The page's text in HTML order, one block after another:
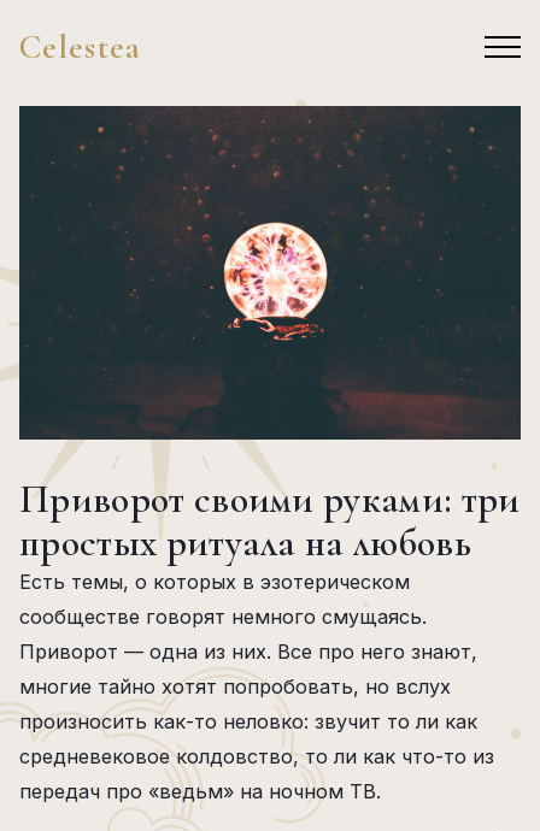
Celestea
Приворот своими руками: три
простых ритуала на любовь
Есть темы, о которых в эзотерическом
сообществе говорят немного смущаясь.
Приворот — одна из них. Все про него знают,
многие тайно хотят попробовать, но вслух
произносить как-то неловко: звучит то ли как
средневековое колдовство, то ли как что-то из
передач про «ведьм» на ночном ТВ.